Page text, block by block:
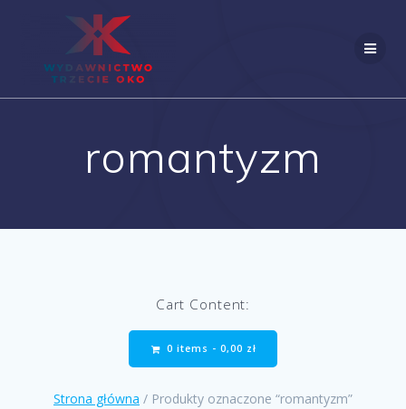
romantyzm
Cart Content:
0 items - 0,00 zł
Strona główna / Produkty oznaczone “romantyzm”